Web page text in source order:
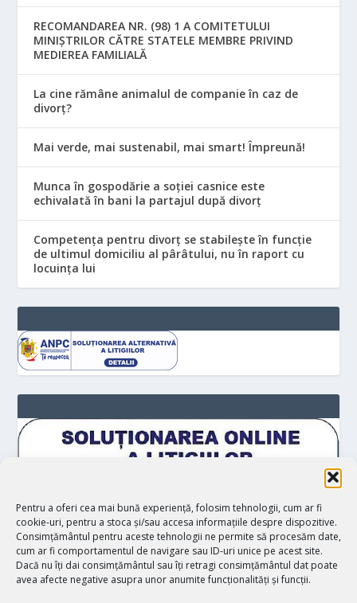
Pentru a oferi cea mai bună experiență, folosim tehnologii, cum ar fi
cookie-uri, pentru a stoca și/sau accesa informațiile despre dispozitive.
Consimțământul pentru aceste tehnologii ne permite să procesăm date,
cum ar fi comportamentul de navigare sau ID-uri unice pe acest site.
Dacă nu îți dai consimțământul sau îți retragi consimțământul dat poate
avea afecte negative asupra unor anumite funcționalități și funcții.
RECOMANDAREA NR. (98) 1 A COMITETULUI
MINIŞTRILOR CĂTRE STATELE MEMBRE PRIVIND
MEDIEREA FAMILIALĂ
La cine rămâne animalul de companie în caz de
divorț?
Mai verde, mai sustenabil, mai smart! Împreună!
Munca în gospodărie a soției casnice este
echivalată în bani la partajul după divorț
Competența pentru divorț se stabilește în funcție
de ultimul domiciliu al pârâtului, nu în raport cu
locuinţa lui